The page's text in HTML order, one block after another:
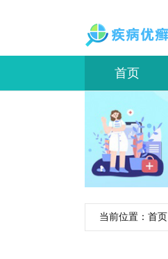
首页
当前位置： 首页